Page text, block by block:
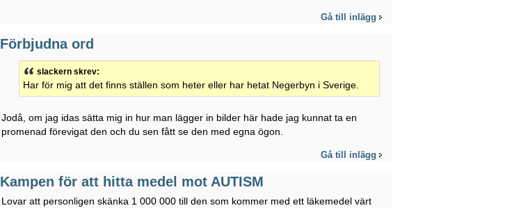
Gå till inlägg
Förbjudna ord
slackern skrev:
Har för mig att det finns ställen som heter eller har hetat Negerbyn i Sverige.
Jodå, om jag idas sätta mig in hur man lägger in bilder här hade jag kunnat ta en
promenad förevigat den och du sen fått se den med egna ögon.
Gå till inlägg
Kampen för att hitta medel mot AUTISM
Lovar att personligen skänka 1 000 000 till den som kommer med ett läkemedel värt